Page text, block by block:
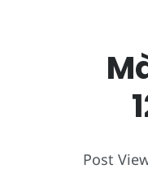
Post